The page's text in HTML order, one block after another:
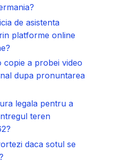
de asistenta
platforme online
copie a probei video
dupa pronuntarea
legala pentru a
teren
daca sotul se